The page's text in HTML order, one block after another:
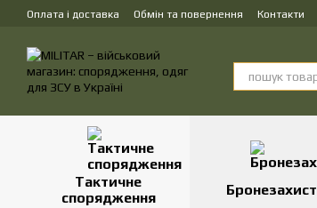
Перейти до основного контенту
Оплата і доставка Обмін та повернення Контакти
Тактичне
спорядження
Бронезахист